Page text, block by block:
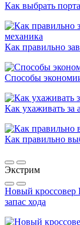
Как выбрать
Как правильно
Способы
Как ухаживать за
Как правильно
Экстрим
Новый кроссовер
запас хода